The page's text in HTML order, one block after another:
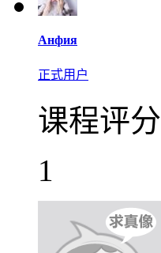
Анфия
正式用户
课程评分
1